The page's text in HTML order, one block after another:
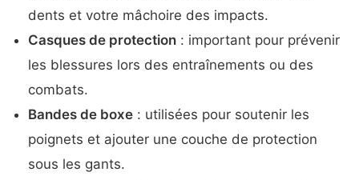
dents et votre mâchoire des impacts.
Casques de protection : important pour prévenir
les blessures lors des entraînements ou des
combats.
Bandes de boxe : utilisées pour soutenir les
poignets et ajouter une couche de protection
sous les gants.